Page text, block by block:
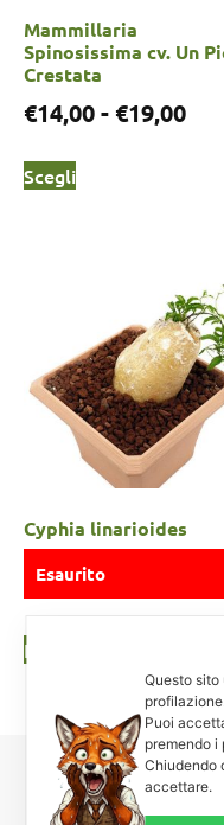
Mammillaria
Spinosissima cv. Un
Crestata
€14,00- €19,00
Scegli
Cyphia linarioides
Esaurito
Leggi tutto
Piante grasse, succulente
Questo
Puoi
premendo i
Chiudendo
accettare.